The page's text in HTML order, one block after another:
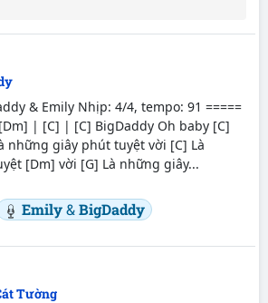
& Emily Nhịp: 4/4, tempo: 91 =====
| [C] | [C] BigDaddy Oh baby [C]
những giây phút tuyệt vời [C] Là
[Dm] vời [G] Là những giây...
Emily&BigDaddy
Tường